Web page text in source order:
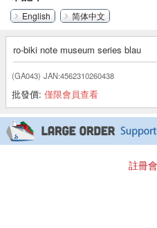
English 简体中文
ro-biki note museum series blau
(GA043) JAN:4562310260438
批發價: 僅限會員查看
註冊